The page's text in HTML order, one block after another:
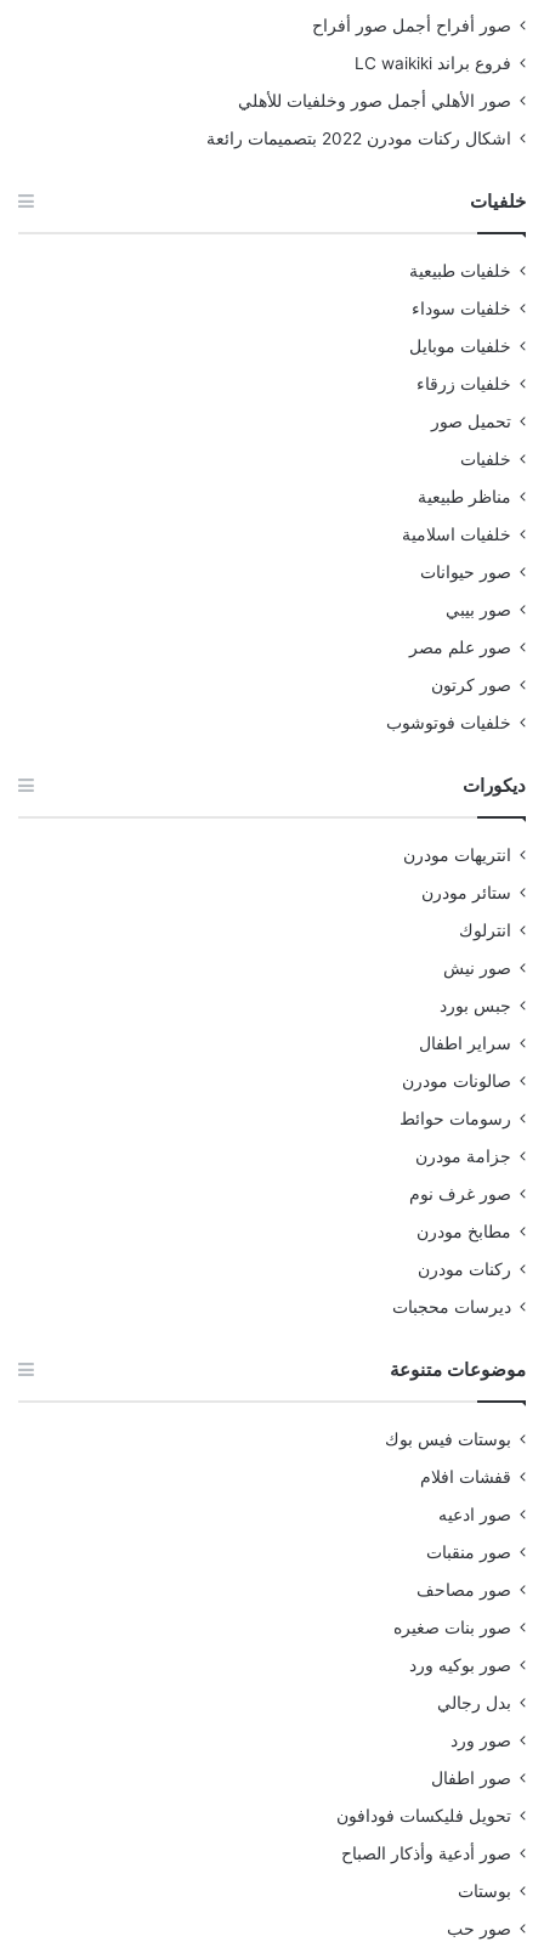
صور أفراح أجمل صور أفراح
فروع براند LC waikiki
صور الأهلي أجمل صور وخلفيات للأهلي
اشكال ركنات مودرن 2022 بتصميمات رائعة
خلفيات
خلفيات طبيعية
خلفيات سوداء
خلفيات موبايل
خلفيات زرقاء
تحميل صور
خلفيات
مناظر طبيعية
خلفيات اسلامية
صور حيوانات
صور بيبي
صور علم مصر
صور كرتون
خلفيات فوتوشوب
ديكورات
انتريهات مودرن
ستائر مودرن
انترلوك
صور نيش
جبس بورد
سراير اطفال
صالونات مودرن
رسومات حوائط
جزامة مودرن
صور غرف نوم
مطابخ مودرن
ركنات مودرن
ديرسات محجبات
موضوعات متنوعة
بوستات فيس بوك
قفشات افلام
صور ادعيه
صور منقبات
صور مصاحف
صور بنات صغيره
صور بوكيه ورد
بدل رجالي
صور ورد
صور اطفال
تحويل فليكسات فودافون
صور أدعية وأذكار الصباح
بوستات
صور حب